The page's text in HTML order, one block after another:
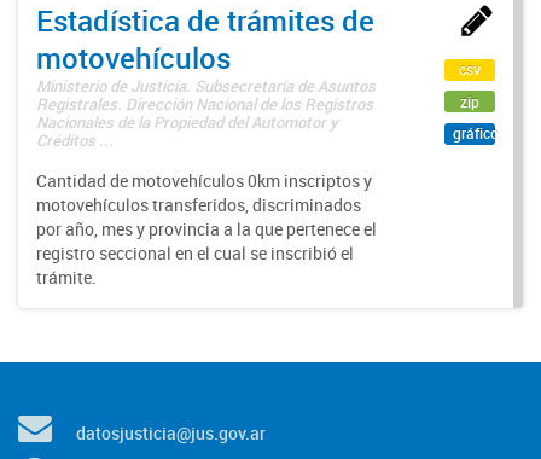
Estadística de trámites de
motovehículos
Ministerio de Justicia. Subsecretaría de Asuntos
Registrales. Dirección Nacional de los Registros
Nacionales de la Propiedad del Automotor y
Créditos ...
Cantidad de motovehículos 0km inscriptos y
motovehículos transferidos, discriminados
por año, mes y provincia a la que pertenece el
registro seccional en el cual se inscribió el
trámite.
csv
zip
gráfico
datosjusticia@jus.gov.ar